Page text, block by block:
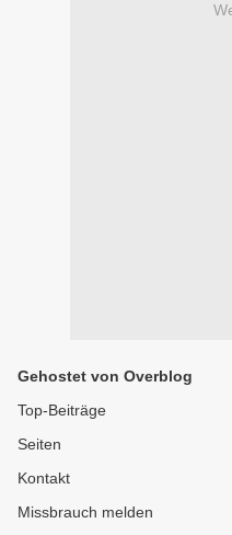
Gehostet von Overblog
Top-Beiträge
Seiten
Kontakt
Missbrauch melden